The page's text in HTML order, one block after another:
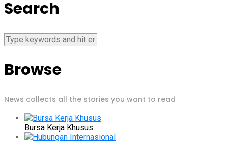
Search
Browse
News collects all the stories you want to read
Bursa Kerja Khusus